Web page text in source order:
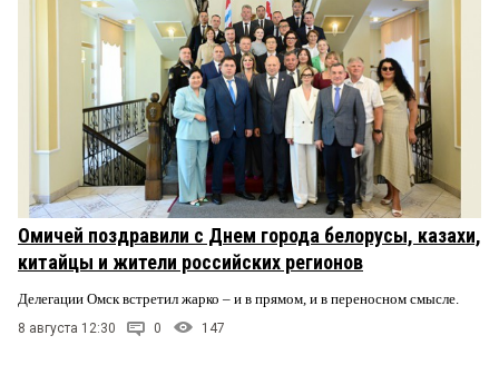
Омичей поздравили с Днем города белорусы, казахи,
китайцы и жители российских регионов
Делегации Омск встретил жарко – и в прямом, и в переносном смысле.
8 августа 12:30 0 147